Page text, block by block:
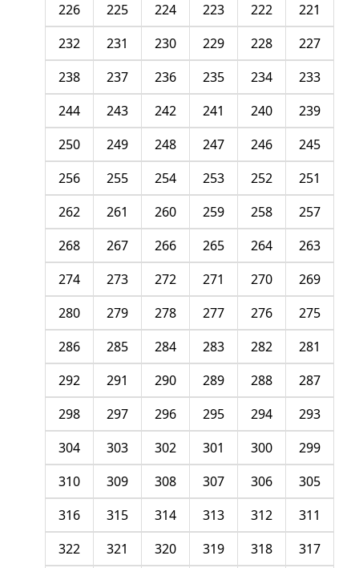
221
222
223
224
225
226
227
228
229
230
231
232
233
234
235
236
237
238
239
240
241
242
243
244
245
246
247
248
249
250
251
252
253
254
255
256
257
258
259
260
261
262
263
264
265
266
267
268
269
270
271
272
273
274
275
276
277
278
279
280
281
282
283
284
285
286
287
288
289
290
291
292
293
294
295
296
297
298
299
300
301
302
303
304
305
306
307
308
309
310
311
312
313
314
315
316
317
318
319
320
321
322